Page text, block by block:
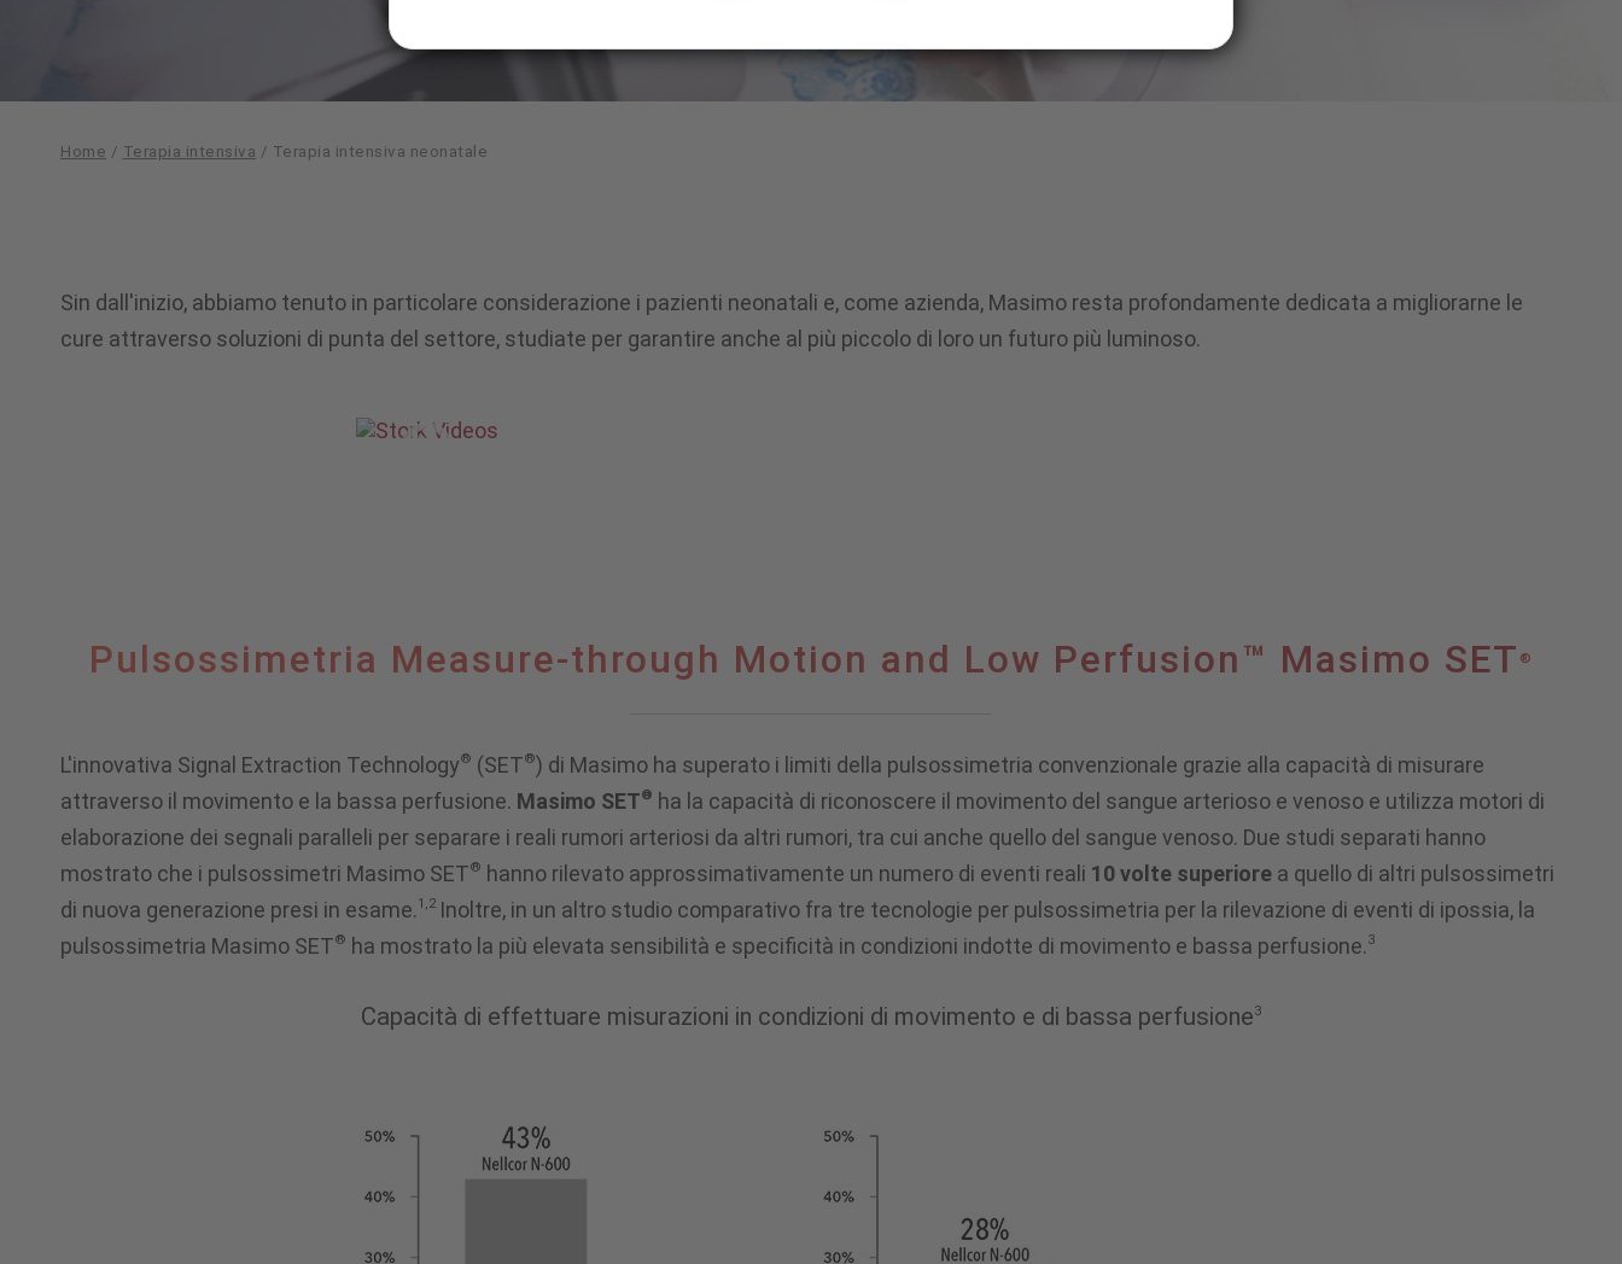
Home / Terapia intensiva / Terapia intensiva neonatale
Terapia
Sin dall'inizio, abbiamo tenuto in particolare considerazione i pazienti neonatali e, come azienda, Masimo resta profondamente dedicata a migliorarne le
cure attraverso soluzioni di punta del settore, studiate per garantire anche al più piccolo di loro un futuro più luminoso.
Pulsossimetria
Measure-
through
Motion
Perfusion™
Pulsossimetria Measure-through Motion and Low Perfusion™ Masimo SET ®
L'innovativa Signal Extraction Technology® (SET®) di Masimo ha superato i limiti della pulsossimetria convenzionale grazie alla capacità di misurare
attraverso il movimento e la bassa perfusione. Masimo SET® ha la capacità di riconoscere il movimento del sangue arterioso e venoso e utilizza motori di
elaborazione dei segnali paralleli per separare i reali rumori arteriosi da altri rumori, tra cui anche quello del sangue venoso. Due studi separati hanno
mostrato che i pulsossimetri Masimo SET® hanno rilevato approssimativamente un numero di eventi reali 10 volte superiore a quello di altri pulsossimetri
di nuova generazione presi in esame.1,2 Inoltre, in un altro studio comparativo fra tre tecnologie per pulsossimetria per la rilevazione di eventi di ipossia, la
pulsossimetria Masimo SET® ha mostrato la più elevata sensibilità e specificità in condizioni indotte di movimento e bassa perfusione.3
Capacità di effettuare misurazioni in condizioni di movimento e di bassa perfusione3